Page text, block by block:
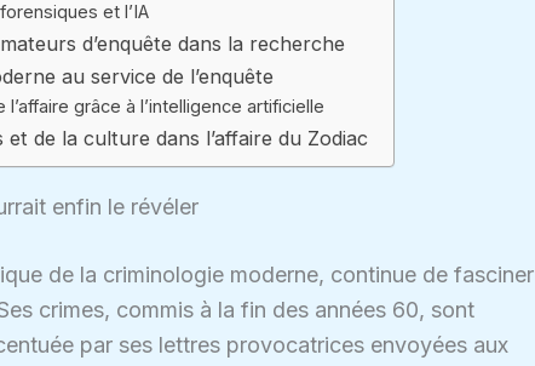
et l’IA
d’enquête dans la recherche
au service de l’enquête
l’affaire grâce à l’intelligence artificielle
et de la culture dans l’affaire du Zodiac
enfin le révéler
de la criminologie moderne, continue de fasciner
crimes, commis à la fin des années 60, sont
par ses lettres provocatrices envoyées aux